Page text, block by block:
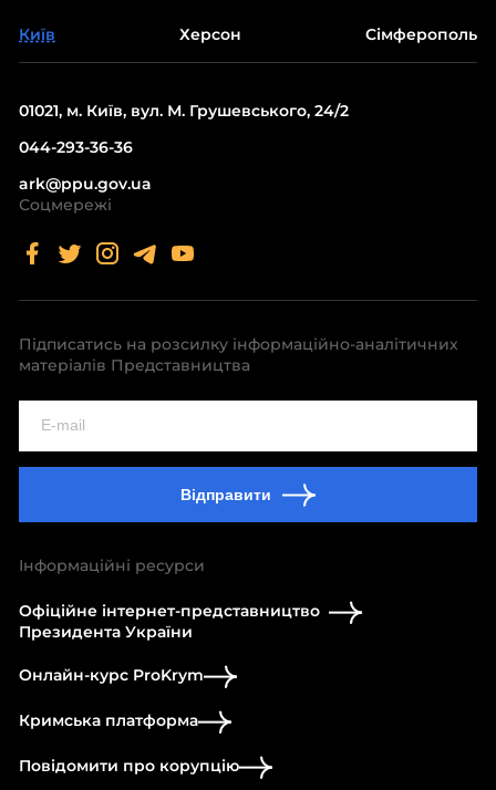
Київ Херсон Сімферополь
01021, м. Київ, вул. М. Грушевського, 24/2
044-293-36-36
ark@ppu.gov.ua
Соцмережі
Підписатись на розсилку інформаційно-аналітичних
матеріалів Представництва
Відправити
Інформаційні ресурси
Офіційне інтернет-представництво
Президента України
Онлайн-курс ProKrym
Кримська платформа
Повідомити про корупцію